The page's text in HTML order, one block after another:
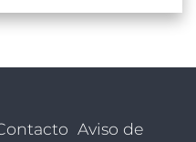
Aviso de